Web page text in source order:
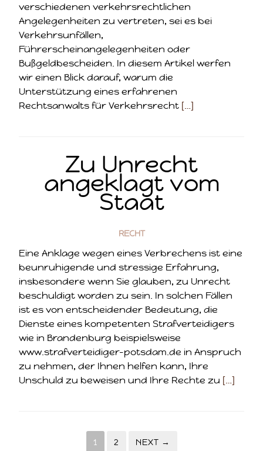
verschiedenen verkehrsrechtlichen
Angelegenheiten zu vertreten, sei es bei
Verkehrsunfällen,
Führerscheinangelegenheiten oder
Bußgeldbescheiden. In diesem Artikel werfen
wir einen Blick darauf, warum die
Unterstützung eines erfahrenen
Rechtsanwalts für Verkehrsrecht […]
Zu Unrecht
angeklagt vom
Staat
RECHT
Eine Anklage wegen eines Verbrechens ist eine
beunruhigende und stressige Erfahrung,
insbesondere wenn Sie glauben, zu Unrecht
beschuldigt worden zu sein. In solchen Fällen
ist es von entscheidender Bedeutung, die
Dienste eines kompetenten Strafverteidigers
wie in Brandenburg beispielsweise
www.strafverteidiger-potsdam.de in Anspruch
zu nehmen, der Ihnen helfen kann, Ihre
Unschuld zu beweisen und Ihre Rechte zu […]
1 2 NEXT →